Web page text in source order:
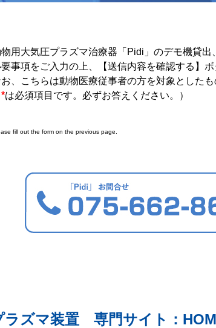
用大気圧プラズマ治療器「Pidi」のデモ機貸出
事項をご入力の上、【送信内容を確認する】ボ
お、こちらは動物医療従事者の方を対象とした
*は必須項目です。必ずお答えください。）
fill out the form on the previous page.
ラズマ装置 専門サイト：